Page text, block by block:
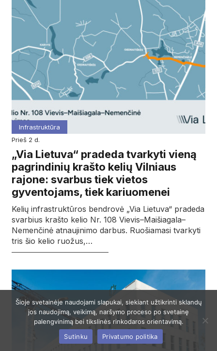
Infrastruktūra
prieš 2 d.
„Via Lietuva“ pradeda tvarkyti vieną
pagrindinių krašto kelių Vilniaus
rajone: svarbus tiek vietos
gyventojams, tiek kariuomenei
Kelių infrastruktūros bendrovė „Via Lietuva“ pradeda
svarbius krašto kelio Nr. 108 Vievis–Maišiagala–
Nemenčinė atnaujinimo darbus. Ruošiamasi tvarkyti
tris šio kelio ruožus,…
Šioje svetainėje naudojami slapukai, siekiant užtikrinti sklandų
jos naudojimą, veikimą, naršymo proceso po svetainę
palengvinimą bei tikslinės rinkodaros orientavimą.
Sutinku
Privatumo politika